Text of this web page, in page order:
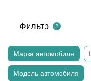
Фильтр 2
Марка автомобиля
Модель автомобиля